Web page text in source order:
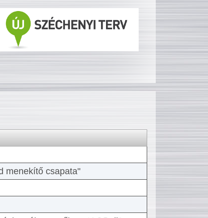
menekítő csapata"